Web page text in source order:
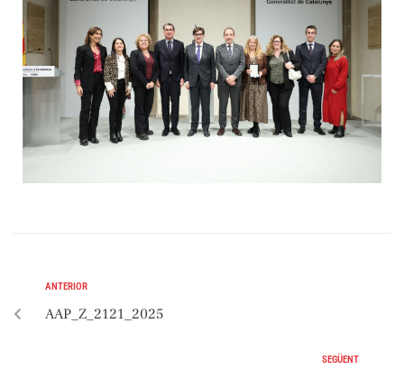
ANTERIOR
AAP_Z_2121_2025
SEGÜENT